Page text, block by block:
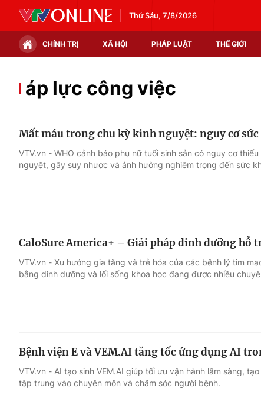
Thứ Sáu, 7/8/2026
CHÍNH TRỊ XÃ HỘI PHÁP LUẬT THẾ GIỚI
Chính trị
Thế giới đó đây
Thị trường
Điện ảnh
Âm nhạc
Sao
Du lịch
Làm đẹp
Chất lượng cuộc sống
áp lực công việc
Mất máu trong chu kỳ kinh nguyệt: nguy cơ
VTV.vn - WHO cảnh báo phụ nữ tuổi sinh sản có nguy cơ
nguyệt, gây suy nhược và ảnh hưởng nghiêm trọng đến sức
CaloSure America+ – Giải pháp dinh dưỡng hỗ
VTV.vn - Xu hướng gia tăng và trẻ hóa của các bệnh lý tim
bằng dinh dưỡng và lối sống khoa học đang được nhiều
Bệnh viện E và VEM.AI tăng tốc ứng dụng AI
VTV.vn - AI tạo sinh VEM.AI giúp tối ưu vận hành lâm sàng,
tập trung vào chuyên môn và chăm sóc người bệnh.